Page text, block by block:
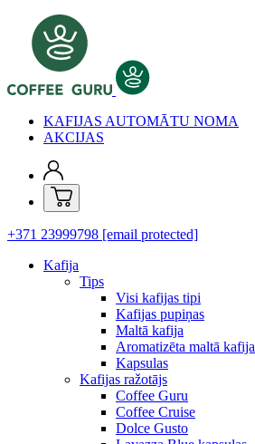
KAFIJAS AUTOMĀTU NOMA
AKCIJAS
+371 23999798 [email protected]
Kafija
Tips
Visi kafijas tipi
Kafijas pupiņas
Maltā kafija
Aromatizēta maltā kafija
Kapsulas
Kafijas ražotājs
Coffee Guru
Coffee Cruise
Dolce Gusto